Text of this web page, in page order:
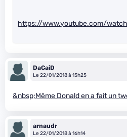
https://www.youtube.com/
DaCaiD
Le 22/01/2018 à 15h25
&nbsp;Même Donald en a fait un
arnaudr
Le 22/01/2018 à 16h14